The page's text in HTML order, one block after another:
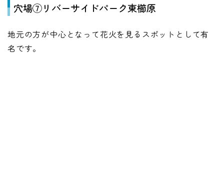
穴場⑦リバーサイドパーク東櫛原
地元の方が中心となって花火を見るスポットとして有
名です。